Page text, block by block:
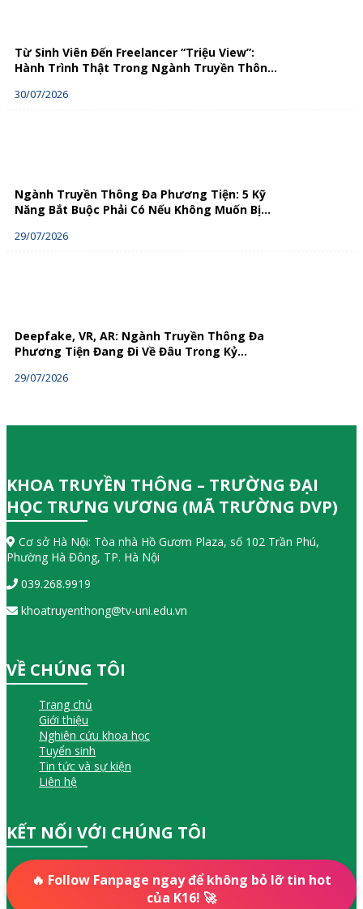
Từ Sinh Viên Đến Freelancer “Triệu View”:
Hành Trình Thật Trong Ngành Truyền Thông
30/07/2026
Ngành Truyền Thông Đa Phương Tiện: 5 Kỹ
Năng Bắt Buộc Phải Có Nếu Không Muốn Bị
29/07/2026
Deepfake, VR, AR: Ngành Truyền Thông Đa
Phương Tiện Đang Đi Về Đâu Trong Kỷ
29/07/2026
KHOA TRUYỀN THÔNG – TRƯỜNG ĐẠI
HỌC TRƯNG VƯƠNG (MÃ TRƯỜNG DVP)
Cơ sở Hà Nội: Tòa nhà Hồ Gươm Plaza, số 102 Trần Phú,
Phường Hà Đông, TP. Hà Nội
039.268.9919
khoatruyenthong@tv-uni.edu.vn
VỀ CHÚNG TÔI
Trang chủ
Giới thiệu
Nghiên cứu khoa học
Tuyển sinh
Tin tức và sự kiện
Liên hệ
KẾT NỐI VỚI CHÚNG TÔI
🔥 Follow Fanpage ngay để không bỏ lỡ tin hot
của K16! 🚀